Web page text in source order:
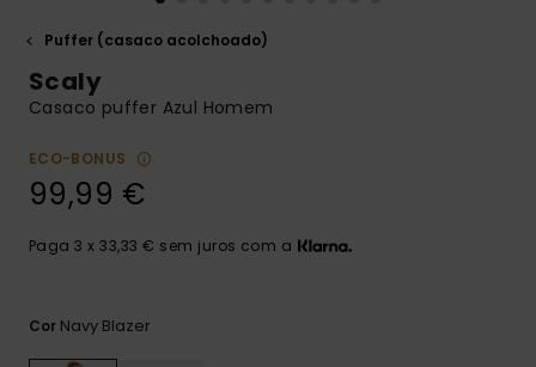
nosso
DESEJO
Puffer (casaco acolchoado)
Scaly
Casaco puffer Azul Homem
ECO-BONUS
99,99 €
Paga 3 x 33,33 € sem juros com a
Cor Navy Blazer